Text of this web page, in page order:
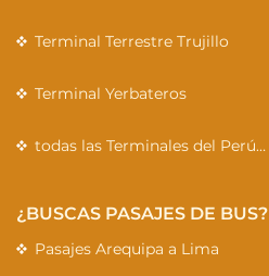
Terminal Terrestre Trujillo
Terminal Yerbateros
todas las Terminales del Perú…
¿BUSCAS PASAJES DE BUS?
Pasajes Arequipa a Lima